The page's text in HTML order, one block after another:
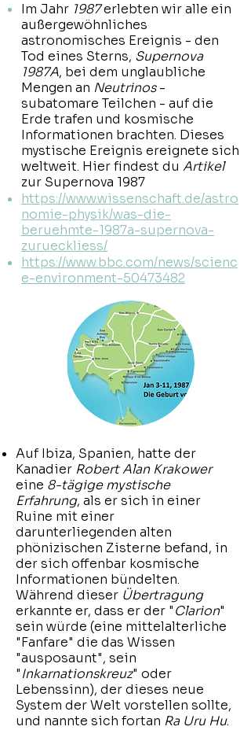
Im Jahr 1987erlebten wir alle ein
außergewöhnliches
astronomisches Ereignis - den
Tod eines Sterns, Supernova
1987A, bei dem unglaubliche
Mengen an Neutrinos-
subatomare Teilchen - auf die
Erde trafen und kosmische
Informationen brachten. Dieses
mystische Ereignis ereignete sich
weltweit. Hier findest du Artikel
zur Supernova 1987
https://www.wissenschaft.de/astro
nomie-physik/was-die-
beruehmte-1987a-supernova-
zurueckliess/
https://www.bbc.com/news/scienc
e-environment-50473482
​Auf Ibiza, Spanien, hatte der
Kanadier Robert Alan Krakower
eine 8-tägige mystische
Erfahrung, als er sich in einer
Ruine mit einer
darunterliegenden alten
phönizischen Zisterne befand, in
der sich offenbar kosmische
Informationen bündelten.
Während dieser Übertragung
erkannte er, dass er der "Clarion"
sein würde (eine mittelalterliche
"Fanfare" die das Wissen
"ausposaunt", sein
"Inkarnationskreuz" oder
Lebenssinn), der dieses neue
System der Welt vorstellen sollte,
und nannte sich fortan Ra Uru Hu.